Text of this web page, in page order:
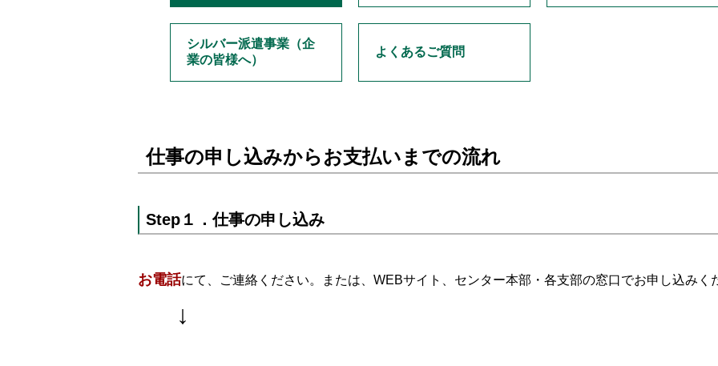
シルバー派遣事業（企
業の皆様へ）
よくあるご質問
仕事の申し込みからお支払いまでの流れ
Step１．仕事の申し込み
お電話にて、ご連絡ください。または、WEBサイト、センター本部・各支部の窓口でお申し込みく
↓